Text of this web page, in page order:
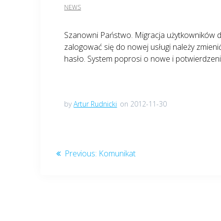
NEWS
Szanowni Państwo. Migracja użytkowników
zalogować się do nowej usługi należy
hasło. System poprosi o nowe i
byArtur Rudnicki on 2012-11-30
Previous: Previous
Komunikat